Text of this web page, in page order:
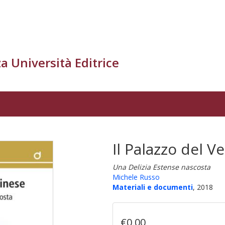
Università Editrice
Il Palazzo del
Una Delizia Estense nascosta
Michele Russo
Materiali e documenti, 2018
€0,00